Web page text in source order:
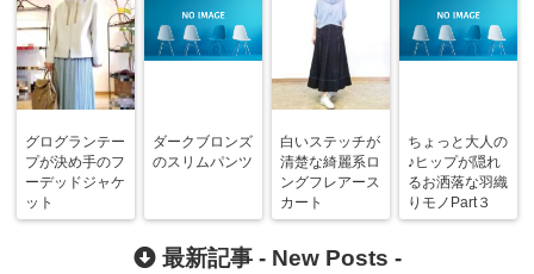
グログランテー
プが決め手のフ
ーデッドジャケ
ット
ダークブロンズ
のスリムパンツ
白いステッチが
清楚な綺麗系ロ
ングフレアース
カート
ちょっと大人の
♪ヒップが隠れ
るお洒落な羽織
りモノPart３
最新記事 - New Posts -